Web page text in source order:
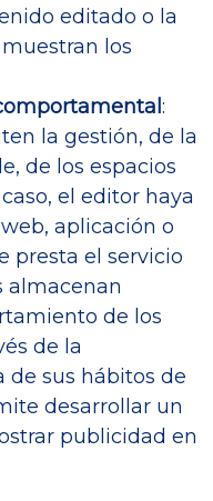
editado o la
los
:
la gestión, de la
de los espacios
el editor haya
aplicación o
presta el servicio
almacenan
de los
de la
de sus hábitos de
desarrollar un
publicidad en